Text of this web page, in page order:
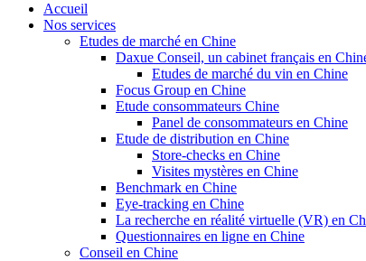
Accueil
Nos services
Etudes de marché en Chine
Daxue Conseil, un cabinet français en
Etudes de marché du vin en Chine
Focus Group en Chine
Etude consommateurs Chine
Panel de consommateurs en Chine
Etude de distribution en Chine
Store-checks en Chine
Visites mystères en Chine
Benchmark en Chine
Eye-tracking en Chine
La recherche en réalité virtuelle (VR) en
Questionnaires en ligne en Chine
Conseil en Chine